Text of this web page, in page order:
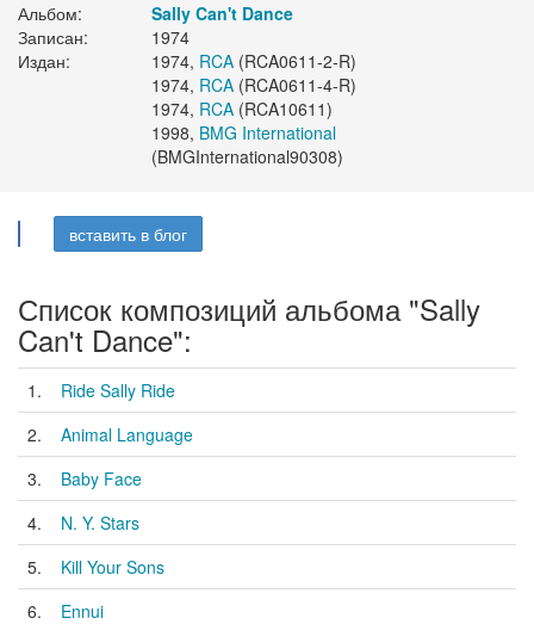
Альбом:
Sally Can't Dance
Записан:
1974
Издан:
1974, RCA (RCA0611-2-R)
1974, RCA (RCA0611-4-R)
1974, RCA (RCA10611)
1998, BMG International
(BMGInternational90308)
вставить в блог
Список композиций альбома "Sally
Can't Dance":
1.
Ride Sally Ride
2.
Animal Language
3.
Baby Face
4.
N. Y. Stars
5.
Kill Your Sons
6.
Ennui